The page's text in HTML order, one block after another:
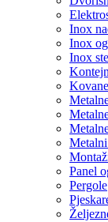
Inox
Inox
Inox
Panel
Pergole